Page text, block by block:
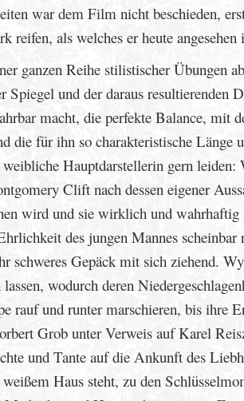
war dem Film nicht beschieden,
als welches er heute angesehen
ganzen Reihe stilistischer Übungen
und der daraus resultierenden
macht, die perfekte Balance, mit
die für ihn so charakteristische Länge
Hauptdarstellerin gern leiden:
Clift nach dessen eigener
wird und sie wirklich und wahrhaftig
des jungen Mannes scheinbar
schweres Gepäck mit sich ziehend.
wodurch deren
rauf und runter marschieren, bis ihre
Grob unter Verweis auf Karel
und Tante auf die Ankunft des
Haus steht, zu den